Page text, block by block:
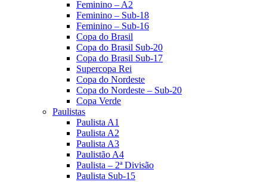
Feminino – A2
Feminino – Sub-18
Feminino – Sub-16
Copa do Brasil
Copa do Brasil Sub-20
Copa do Brasil Sub-17
Supercopa Rei
Copa do Nordeste
Copa do Nordeste – Sub-20
Copa Verde
Paulistas
Paulista A1
Paulista A2
Paulista A3
Paulistão A4
Paulista – 2ª Divisão
Paulista Sub-15